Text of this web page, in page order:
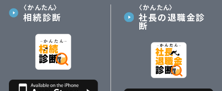
〈かんたん〉
相続診断
〈かんたん〉
社長の退職金診
断